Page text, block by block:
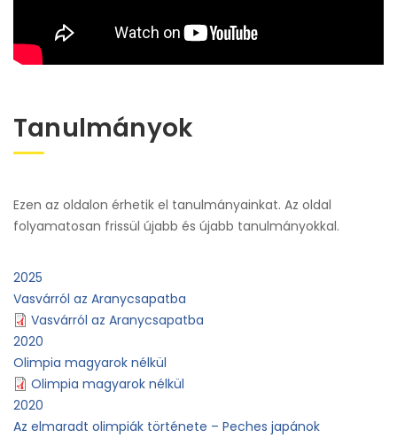
Tanulmányok
Ezen az oldalon érhetik el tanulmányainkat. Az oldal
folyamatosan frissül újabb és újabb tanulmányokkal.
2025
Vasvárról az Aranycsapatba
Vasvárról az Aranycsapatba
2020
Olimpia magyarok nélkül
Olimpia magyarok nélkül
2020
Az elmaradt olimpiák története – Peches japánok